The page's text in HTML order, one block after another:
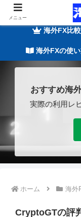
海外FXの基礎
海外FX比較
海外FXの使
おすすめ海
実際の利用レ
ホーム 海外
CryptoGTの評
メニュー